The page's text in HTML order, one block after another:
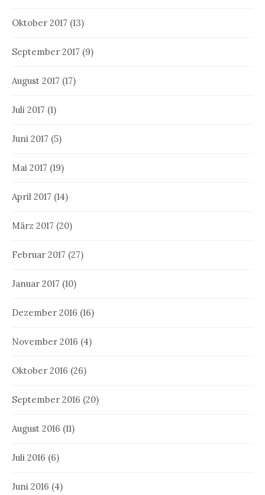
Oktober 2017 (13)
September 2017 (9)
August 2017 (17)
Juli 2017 (1)
Juni 2017 (5)
Mai 2017 (19)
April 2017 (14)
März 2017 (20)
Februar 2017 (27)
Januar 2017 (10)
Dezember 2016 (16)
November 2016 (4)
Oktober 2016 (26)
September 2016 (20)
August 2016 (11)
Juli 2016 (6)
Juni 2016 (4)